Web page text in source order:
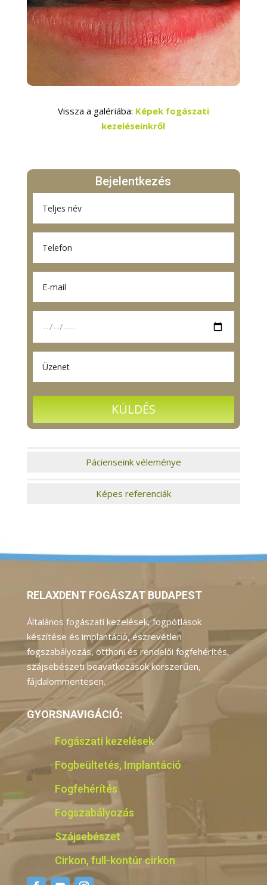
Vissza a galériába: Képek fogászati
kezeléseinkről
Bejelentkezés
Pácienseink véleménye
Képes referenciák
RELAXDENT FOGÁSZAT BUDAPEST
Általános fogászati kezelések, fogpótlások
készítése és implantáció, észrevétlen
fogszabályozás, otthoni és rendelői fogfehérítés,
szájsebészeti beavatkozások korszerűen,
fájdalommentesen.
GYORSNAVIGÁCIÓ:
Fogászati kezelések
Fogbeültetés, Implantáció
Fogfehérítés
Fogszabályozás
Szájsebészet
Cirkon, full-kontúr cirkon